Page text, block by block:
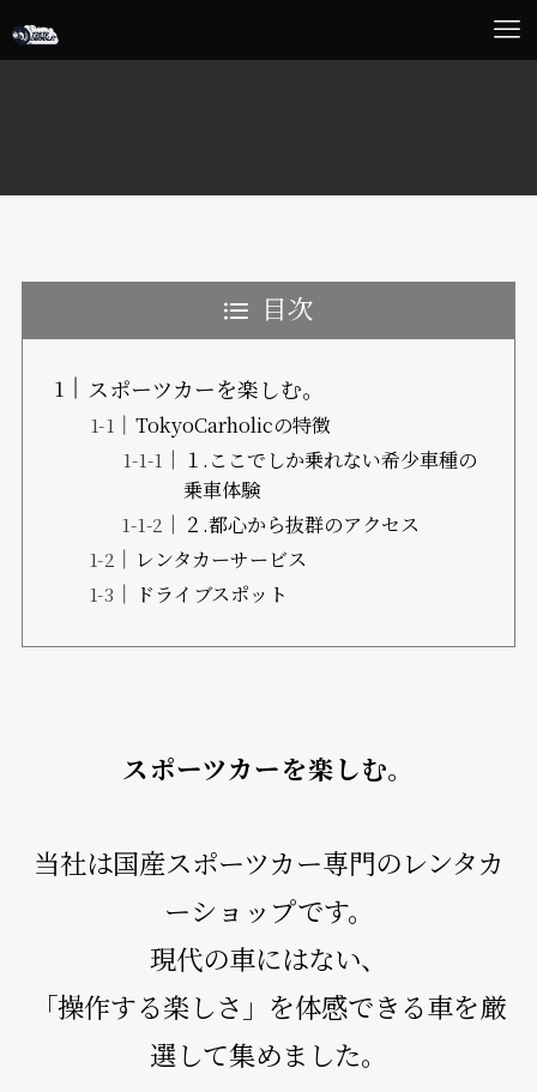
目次
スポーツカーを楽しむ。
TokyoCarholicの特徴
１.ここでしか乗れない希少車種の
乗車体験
２.都心から抜群のアクセス
レンタカーサービス
ドライブスポット
スポーツカーを楽しむ。
当社は国産スポーツカー専門のレンタカ
ーショップです。
現代の車にはない、
「操作する楽しさ」を体感できる車を厳
選して集めました。